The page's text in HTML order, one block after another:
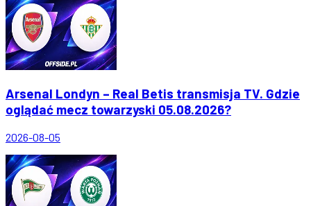
Arsenal Londyn – Real Betis transmisja TV. Gdzie
oglądać mecz towarzyski 05.08.2026?
2026-08-05